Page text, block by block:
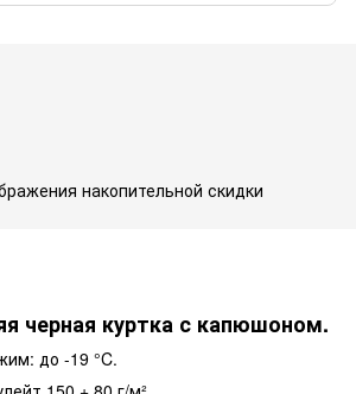
накопительной скидки
черная куртка с капюшоном.
до -19 °C.